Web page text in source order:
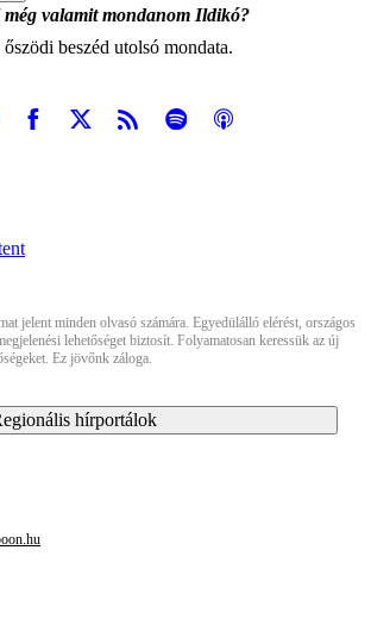
valamit mondanom Ildikó?
beszéd utolsó mondata.
jelent minden olvasó számára. Egyedülálló elérést, országos
lehetőséget biztosít. Folyamatosan keressük az új
Ez jövőnk záloga.
hírportálok